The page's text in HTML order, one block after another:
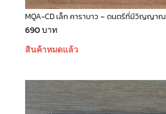
MQA-CD เล็ก คาราบาว – ดนตรีที่มีวิญญาณ
690บาท
สินค้าหมดแล้ว